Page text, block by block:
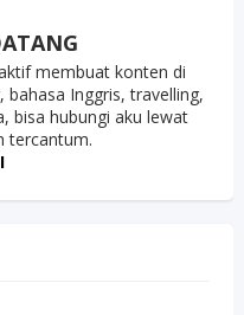
membuat konten di
Inggris, travelling,
bisa hubungi aku lewat
tercantum.